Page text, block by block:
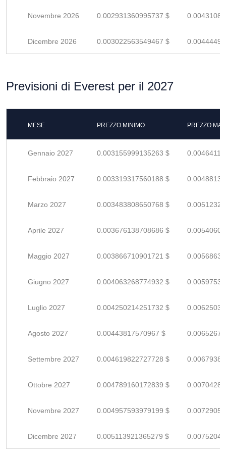
Novembre 2026 0.002931360995737 $
Dicembre 2026 0.003022563549467 $
Previsioni di Everest per il 2027
MESE PREZZO MINIMO PREZZO
Gennaio 2027 0.003155999135263 $
Febbraio 2027 0.003319317560188 $
Marzo 2027 0.003483808650768 $
Aprile 2027 0.003676138708686 $
Maggio 2027 0.003866710901721 $
Giugno 2027 0.004063268774932 $
Luglio 2027 0.004250214251732 $
Agosto 2027 0.00443817570967 $
Settembre 2027 0.004619822727728 $
Ottobre 2027 0.004789160172839 $
Novembre 2027 0.004957593979199 $
Dicembre 2027 0.005113921365279 $